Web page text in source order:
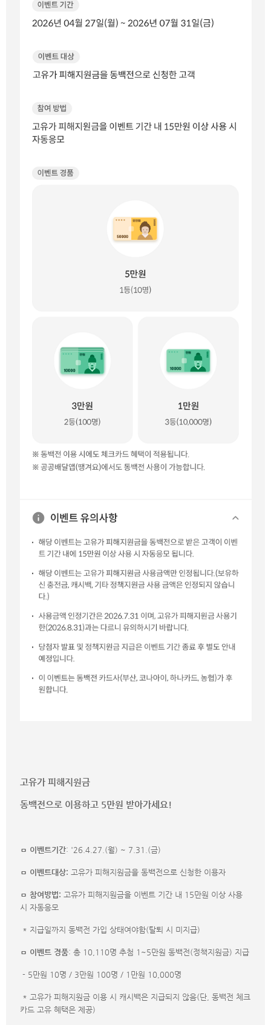
고유가 피해지원금
동백전으로 이용하고 5만원 받아가세요!
ㅁ 이벤트기간: '26.4.27.(월) ~ 7.31.(금)
ㅁ 이벤트대상: 고유가 피해지원금을 동백전으로 신청한 이용자
ㅁ 참여방법: 고유가 피해지원금을 이벤트 기간 내 15만원 이상 사용
시 자동응모
* 지급일까지 동백전 가입 상태여야함(탈퇴 시 미지급)
ㅁ 이벤트 경품: 총 10,110명 추첨 1~5만원 동백전(정책지원금) 지급
- 5만원 10명 / 3만원 100명 / 1만원 10,000명
* 고유가 피해지원금 이용 시 캐시백은 지급되지 않음(단, 동백전 체크
카드 고유 혜택은 제공)